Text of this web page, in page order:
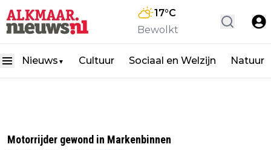
17°C
Bewolkt
Nieuws ▼ Cultuur Sociaal en Welzijn Natuur
Motorrijder gewond in Markenbinnen